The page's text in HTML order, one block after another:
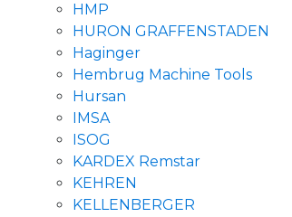
HMP
HURON GRAFFENSTADEN
Haginger
Hembrug Machine Tools
Hursan
IMSA
ISOG
KARDEX Remstar
KEHREN
KELLENBERGER